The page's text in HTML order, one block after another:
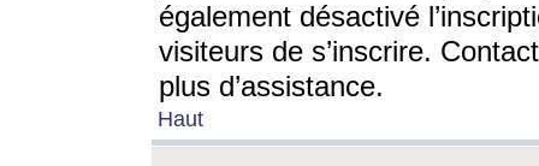
également désactivé
visiteurs de s’inscrire.
plus d’assistance.
Haut